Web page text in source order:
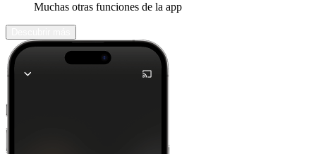
Muchas otras funciones de la app